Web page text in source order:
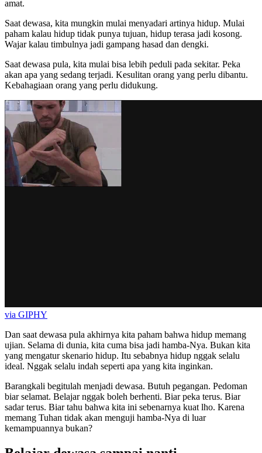
amat.
Saat dewasa, kita mungkin mulai menyadari artinya hidup. Mulai
paham kalau hidup tidak punya tujuan, hidup terasa jadi kosong.
Wajar kalau timbulnya jadi gampang hasad dan dengki.
Saat dewasa pula, kita mulai bisa lebih peduli pada sekitar. Peka
akan apa yang sedang terjadi. Kesulitan orang yang perlu dibantu.
Kebahagiaan orang yang perlu didukung.
via GIPHY
Dan saat dewasa pula akhirnya kita paham bahwa hidup memang
ujian. Selama di dunia, kita cuma bisa jadi hamba-Nya. Bukan kita
yang mengatur skenario hidup. Itu sebabnya hidup nggak selalu
ideal. Nggak selalu indah seperti apa yang kita inginkan.
Barangkali begitulah menjadi dewasa. Butuh pegangan. Pedoman
biar selamat. Belajar nggak boleh berhenti. Biar peka terus. Biar
sadar terus. Biar tahu bahwa kita ini sebenarnya kuat lho. Karena
memang Tuhan tidak akan menguji hamba-Nya di luar
kemampuannya bukan?